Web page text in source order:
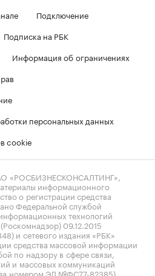
Подключение
Подписка на РБК
Информация об ограничениях
персональных данных
cookie
«РОСБИЗНЕСКОНСАЛТИНГ»,
информационного
о регистрации средства
Федеральной службой
технологий
09.12.2015
и сетевого издания «РБК»
средства массовой информации
по надзору в сфере связи,
и массовых коммуникаций
за номером ЭЛ №ФС77-82385)